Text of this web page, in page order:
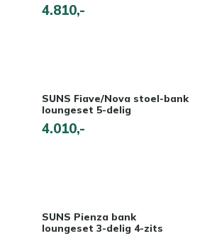
4.810,-
SUNS Fiave/Nova stoel-bank
loungeset 5-delig
4.010,-
SUNS Pienza bank
loungeset 3-delig 4-zits